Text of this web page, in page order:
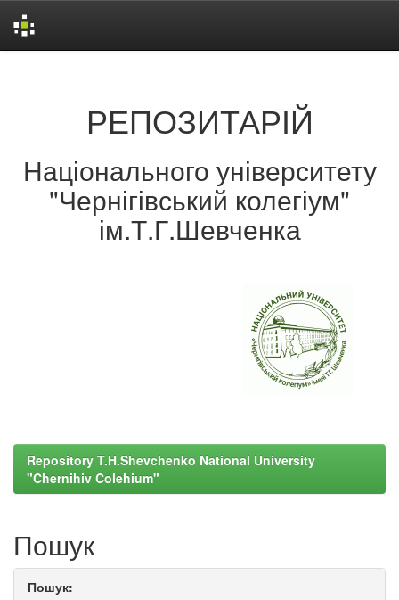
РЕПОЗИТАРІЙ
Національного університету
"Чернігівський колегіум"
ім.Т.Г.Шевченка
Repository T.H.Shevchenko National University
"Chernihiv Colehium"
Пошук
Пошук: